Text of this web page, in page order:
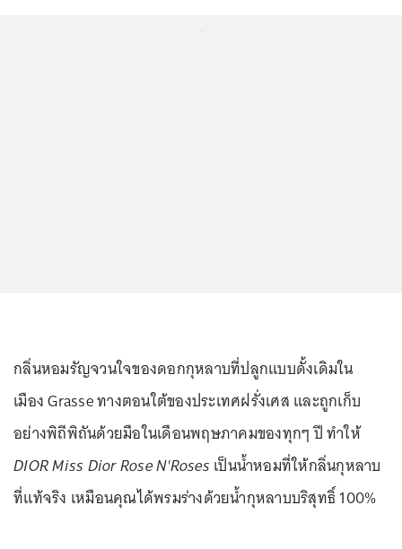
กลิ่นหอมรัญจวนใจของดอกกุหลาบที่ปลูกแบบดั้งเดิมใน
เมือง Grasse ทางตอนใต้ของประเทศฝรั่งเศส และถูกเก็บ
อย่างพิถีพิถันด้วยมือในเดือนพฤษภาคมของทุกๆ ปี ทำให้
DIOR Miss Dior Rose N'Roses เป็นน้ำหอมที่ให้กลิ่นกุหลาบ
ที่แท้จริง เหมือนคุณได้พรมร่างด้วยน้ำกุหลาบบริสุทธิ์ 100%